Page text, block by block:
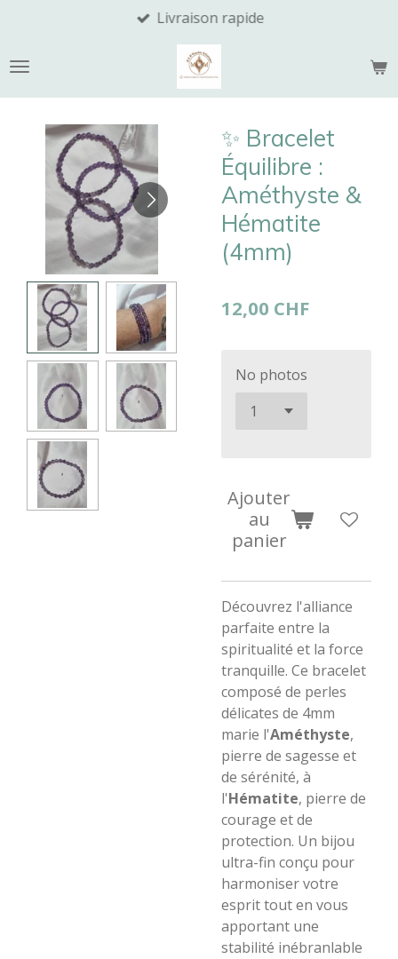
contenu
Livraison rapide
​✨ Bracelet
Équilibre :
Améthyste &
Hématite
(4mm)
12,00 CHF
No photos
Ajouter
au
panier
​Découvrez l'alliance
parfaite entre la
spiritualité et la force
tranquille. Ce bracelet
composé de perles
délicates de 4mm
marie l'Améthyste,
pierre de sagesse et
de sérénité, à
l'Hématite, pierre de
courage et de
protection. Un bijou
ultra-fin conçu pour
harmoniser votre
esprit tout en vous
apportant une
stabilité inébranlable